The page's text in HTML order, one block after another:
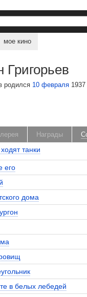
мое кино
Григорьев
родился 10 февраля
Награды
танки
его
дома
в белых лебедей